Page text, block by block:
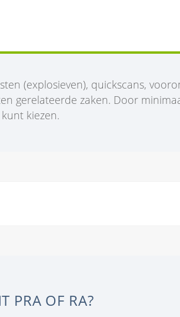
(explosieven), quickscans,
gerelateerde zaken. Door
kiezen.
PRA OF RA?